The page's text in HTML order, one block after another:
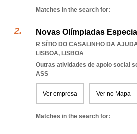
Matches in the search for:
Novas Olímpiadas
R SÍTIO DO CASALINHO DA
LISBOA, LISBOA
Outras atividades de apoio social
ASS
Ver empresa Ver no Mapa
Matches in the search for: